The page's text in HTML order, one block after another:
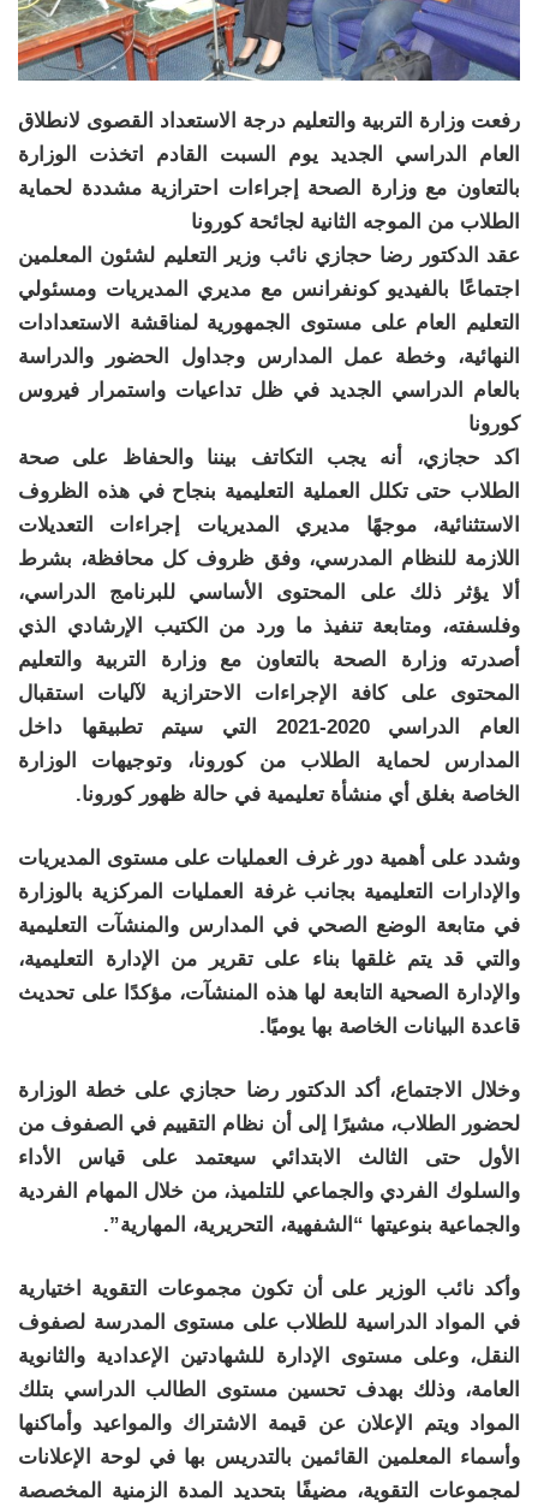
رفعت وزارة التربية والتعليم درجة الاستعداد القصوى لانطلاق
العام الدراسي الجديد يوم السبت القادم اتخذت الوزارة
بالتعاون مع وزارة الصحة إجراءات احترازية مشددة لحماية
الطلاب من الموجه الثانية لجائحة كورونا
عقد الدكتور رضا حجازي نائب وزير التعليم لشئون المعلمين
اجتماعًا بالفيديو كونفرانس مع مديري المديريات ومسئولي
التعليم العام على مستوى الجمهورية لمناقشة الاستعدادات
النهائية، وخطة عمل المدارس وجداول الحضور والدراسة
بالعام الدراسي الجديد في ظل تداعيات واستمرار فيروس
كورونا
اكد حجازي، أنه يجب التكاتف بيننا والحفاظ على صحة
الطلاب حتى تكلل العملية التعليمية بنجاح في هذه الظروف
الاستثنائية، موجهًا مديري المديريات إجراءات التعديلات
اللازمة للنظام المدرسي، وفق ظروف كل محافظة، بشرط
ألا يؤثر ذلك على المحتوى الأساسي للبرنامج الدراسي،
وفلسفته، ومتابعة تنفيذ ما ورد من الكتيب الإرشادي الذي
أصدرته وزارة الصحة بالتعاون مع وزارة التربية والتعليم
المحتوى على كافة الإجراءات الاحترازية لآليات استقبال
العام الدراسي 2020-2021 التي سيتم تطبيقها داخل
المدارس لحماية الطلاب من كورونا، وتوجيهات الوزارة
الخاصة بغلق أي منشأة تعليمية في حالة ظهور كورونا.
وشدد على أهمية دور غرف العمليات على مستوى المديريات
والإدارات التعليمية بجانب غرفة العمليات المركزية بالوزارة
في متابعة الوضع الصحي في المدارس والمنشآت التعليمية
والتي قد يتم غلقها بناء على تقرير من الإدارة التعليمية،
والإدارة الصحية التابعة لها هذه المنشآت، مؤكدًا على تحديث
قاعدة البيانات الخاصة بها يوميًا.
وخلال الاجتماع، أكد الدكتور رضا حجازي على خطة الوزارة
لحضور الطلاب، مشيرًا إلى أن نظام التقييم في الصفوف من
الأول حتى الثالث الابتدائي سيعتمد على قياس الأداء
والسلوك الفردي والجماعي للتلميذ، من خلال المهام الفردية
والجماعية بنوعيتها “الشفهية، التحريرية، المهارية”.
وأكد نائب الوزير على أن تكون مجموعات التقوية اختيارية
في المواد الدراسية للطلاب على مستوى المدرسة لصفوف
النقل، وعلى مستوى الإدارة للشهادتين الإعدادية والثانوية
العامة، وذلك بهدف تحسين مستوى الطالب الدراسي بتلك
المواد ويتم الإعلان عن قيمة الاشتراك والمواعيد وأماكنها
وأسماء المعلمين القائمين بالتدريس بها في لوحة الإعلانات
لمجموعات التقوية، مضيفًا بتحديد المدة الزمنية المخصصة